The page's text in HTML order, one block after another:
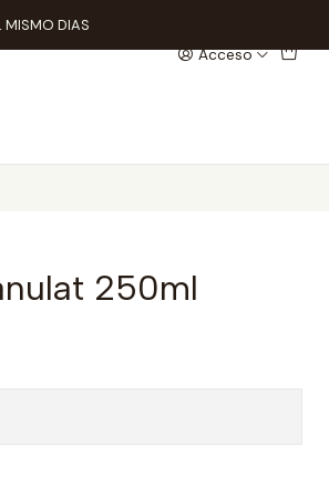
Acceso
MISMO DIAS
250ml